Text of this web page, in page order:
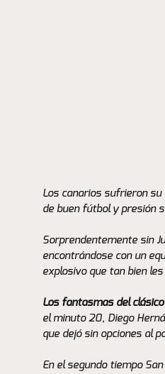
Los canarios sufrieron su
de buen fútbol y presión
Sorprendentemente sin
encontrándose con un
explosivo que tan bien
Los fantasmas del
el minuto 20, Diego
que dejó sin opciones al
En el segundo tiempo